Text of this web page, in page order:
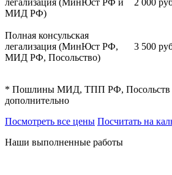
легализация (МинЮст РФ и
МИД РФ)
2 000
Полная консульская
легализация (МинЮст РФ,
МИД РФ, Посольство)
3 500
* Пошлины МИД, ТПП РФ, Посольств
дополнительно
Посмотреть все цены Посчитать на
Наши выполненные работы